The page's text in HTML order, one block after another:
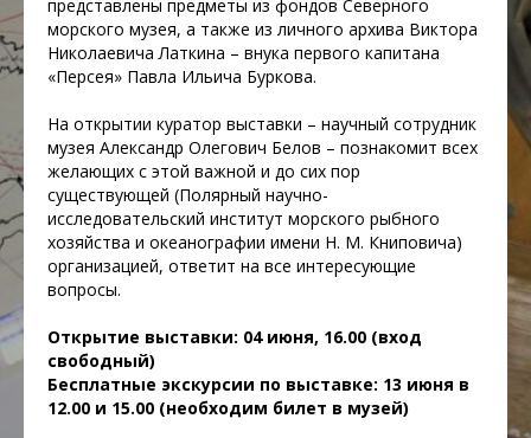
представлены предметы из фондов Северного
морского музея, а также из личного архива Виктора
Николаевича Латкина – внука первого капитана
«Персея» Павла Ильича Буркова.
На открытии куратор выставки – научный сотрудник
музея Александр Олегович Белов – познакомит всех
желающих с этой важной и до сих пор
существующей (Полярный научно-
исследовательский институт морского рыбного
хозяйства и океанографии имени Н. М. Книповича)
организацией, ответит на все интересующие
вопросы.
Открытие выставки: 04 июня, 16.00 (вход
свободный)
Бесплатные экскурсии по выставке: 13 июня в
12.00 и 15.00 (необходим билет в музей)